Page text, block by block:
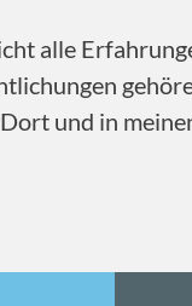
alle
und in